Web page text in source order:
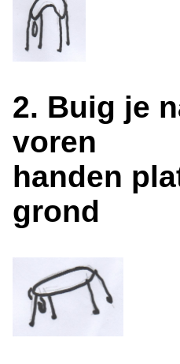
2. Buig je
voren
handen
grond